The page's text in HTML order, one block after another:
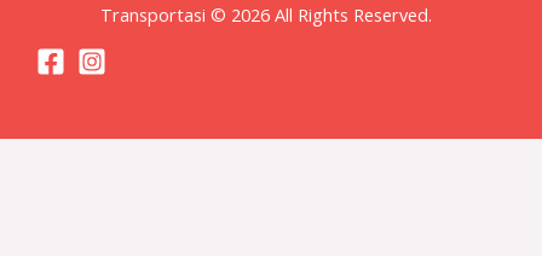
Transportasi © 2026 All Rights Reserved.